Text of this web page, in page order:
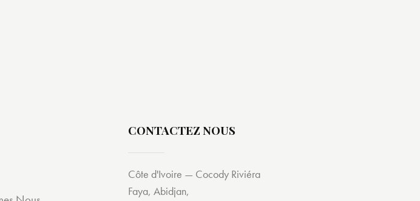
CONTACTEZ NOUS
Côte d'Ivoire — Cocody Riviéra
Faya, Abidjan,